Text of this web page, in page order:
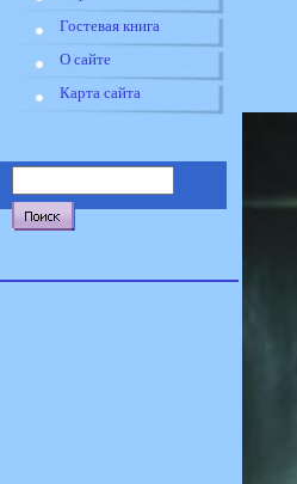
Гостевая книга
О сайте
Карта сайта